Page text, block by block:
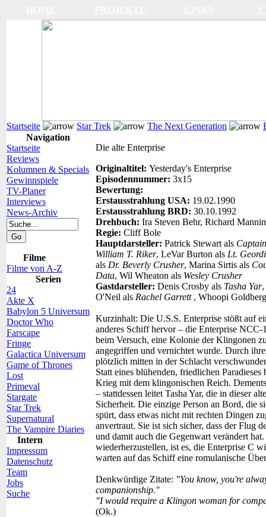
Startseite Star Trek The Next Generation
Navigation
Startseite
Reviews
Kolumnen & Specials
Gewinnspiele
TV-Planer
Interviews
News-Archiv
Filme
Filme von A-Z
Serien
24
Akte X
Babylon 5 Universum
Doctor Who
Farscape
Fringe
Galactica Universum
Game of Thrones
Lost
Primeval
Stargate
Star Trek
Supernatural
The Vampire Diaries
Intern
Impressum
Datenschutz
Team
Jobs
Suche
Die alte Enterprise
Originaltitel: Yesterday's Enterprise
Episodennummer: 3x15
Bewertung:
Erstausstrahlung USA: 19.02.1990
Erstausstrahlung BRD: 30.10.1992
Drehbuch: Ira Steven Behr, Richard
Regie: Cliff Bole
Hauptdarsteller: Patrick Stewart als
William T. Riker, LeVar Burton als Lt.
als Dr. Beverly Crusher, Marina Sirtis als
Data, Wil Wheaton als Wesley Crusher
Gastdarsteller: Denis Crosby als Tasha Yar,
O'Neil als Rachel Garrett , Whoopi
Kurzinhalt: Die U.S.S. Enterprise stößt auf
anderes Schiff hervor – die Enterprise
beim Versuch, eine Kolonie der Klingonen
angegriffen und vernichtet wurde. Durch
plötzlich mitten in der Schlacht
Statt eines blühenden, friedlichen
Krieg mit dem klingonischen Reich.
– stattdessen leitet Tasha Yar, die in dieser
Sicherheit. Die einzige Person an Bord, die
spürt, dass etwas nicht mit rechten Dingen
anvertraut. Sie ist sich sicher, dass der Flug
und damit auch die Gegenwart verändert
wiederherzustellen, ist es, die Enterprise C
warten auf das Schiff eine romulanische
Denkwürdige Zitate: "You know, you're
companionship."
"I would require a Klingon woman for
(Ok.)